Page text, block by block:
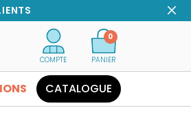
COMPTE PANIER
0
CATALOGUE